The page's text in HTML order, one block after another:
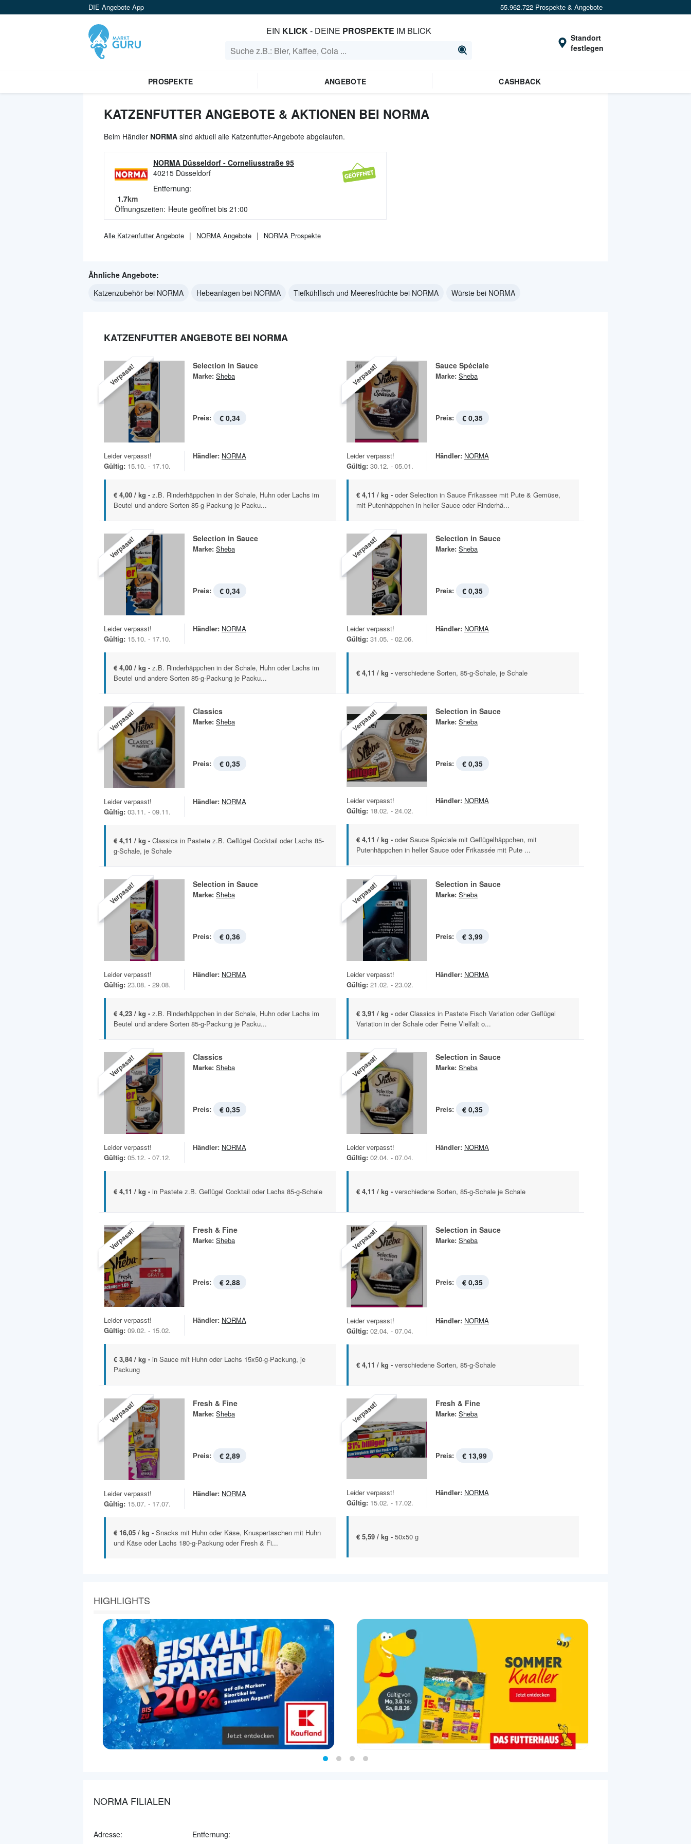
DIE Angebote App 55.962.722 Prospekte & Angebote
EIN KLICK- DEINE PROSPEKTE IM BLICK
Standort
festlegen
PROSPEKTE ANGEBOTE CASHBACK
KATZENFUTTER ANGEBOTE & AKTIONEN BEI NORMA
Beim Händler NORMA sind aktuell alle Katzenfutter-Angebote abgelaufen.
NORMA Düsseldorf - Corneliusstraße 95
40215 Düsseldorf
Entfernung:
1.7km
Öffnungszeiten: Heute geöffnet bis 21:00
Alle KatzenfutterAngebote NORMA Angebote NORMA Prospekte
Ähnliche Angebote:
Katzenzubehör bei NORMA
Hebeanlagen bei NORMA Tiefkühlfisch und Meeresfrüchte bei NORMA Würste bei NORMA
KATZENFUTTER ANGEBOTE BEI NORMA
Verpasst! Selection in Sauce
Marke: Sheba
Preis: € 0,34
Leider verpasst!
Gültig: 15.10. - 17.10.
Händler: NORMA
€ 4,00 / kg - z.B. Rinderhäppchen in der Schale, Huhn oder Lachs im
Beutel und andere Sorten 85-g-Packung je Packu...
Verpasst! Sauce Spéciale
Marke: Sheba
Preis: € 0,35
Leider verpasst!
Gültig: 30.12. - 05.01.
Händler: NORMA
€ 4,11 / kg - oder Selection in Sauce Frikassee mit Pute & Gemüse,
mit Putenhäppchen in heller Sauce oder Rinderhä...
Verpasst! Selection in Sauce
Marke: Sheba
Preis: € 0,34
Leider verpasst!
Gültig: 15.10. - 17.10.
Händler: NORMA
€ 4,00 / kg - z.B. Rinderhäppchen in der Schale, Huhn oder Lachs im
Beutel und andere Sorten 85-g-Packung je Packu...
Verpasst! Selection in Sauce
Marke: Sheba
Preis: € 0,35
Leider verpasst!
Gültig: 31.05. - 02.06.
Händler: NORMA
€ 4,11 / kg - verschiedene Sorten, 85-g-Schale, je Schale
Verpasst! Classics
Marke: Sheba
Preis: € 0,35
Leider verpasst!
Gültig: 03.11. - 09.11.
Händler: NORMA
€ 4,11 / kg - Classics in Pastete z.B. Geflügel Cocktail oder Lachs 85-
g-Schale, je Schale
Verpasst! Selection in Sauce
Marke: Sheba
Preis: € 0,35
Leider verpasst!
Gültig: 18.02. - 24.02.
Händler: NORMA
€ 4,11 / kg - oder Sauce Spéciale mit Geflügelhäppchen, mit
Putenhäppchen in heller Sauce oder Frikassée mit Pute ...
Verpasst! Selection in Sauce
Marke: Sheba
Preis: € 0,36
Leider verpasst!
Gültig: 23.08. - 29.08.
Händler: NORMA
€ 4,23 / kg - z.B. Rinderhäppchen in der Schale, Huhn oder Lachs im
Beutel und andere Sorten 85-g-Packung je Packu...
Verpasst! Selection in Sauce
Marke: Sheba
Preis: € 3,99
Leider verpasst!
Gültig: 21.02. - 23.02.
Händler: NORMA
€ 3,91 / kg - oder Classics in Pastete Fisch Variation oder Geflügel
Variation in der Schale oder Feine Vielfalt o...
Verpasst! Classics
Marke: Sheba
Preis: € 0,35
Leider verpasst!
Gültig: 05.12. - 07.12.
Händler: NORMA
€ 4,11 / kg - in Pastete z.B. Geflügel Cocktail oder Lachs 85-g-Schale
Verpasst! Selection in Sauce
Marke: Sheba
Preis: € 0,35
Leider verpasst!
Gültig: 02.04. - 07.04.
Händler: NORMA
€ 4,11 / kg - verschiedene Sorten, 85-g-Schale je Schale
Verpasst! Fresh & Fine
Marke: Sheba
Preis: € 2,88
Leider verpasst!
Gültig: 09.02. - 15.02.
Händler: NORMA
€ 3,84 / kg - in Sauce mit Huhn oder Lachs 15x50-g-Packung, je
Packung
Verpasst! Selection in Sauce
Marke: Sheba
Preis: € 0,35
Leider verpasst!
Gültig: 02.04. - 07.04.
Händler: NORMA
€ 4,11 / kg - verschiedene Sorten, 85-g-Schale
Verpasst! Fresh & Fine
Marke: Sheba
Preis: € 2,89
Leider verpasst!
Gültig: 15.07. - 17.07.
Händler: NORMA
€ 16,05 / kg - Snacks mit Huhn oder Käse, Knuspertaschen mit Huhn
und Käse oder Lachs 180-g-Packung oder Fresh & Fi...
Verpasst! Fresh & Fine
Marke: Sheba
Preis: € 13,99
Leider verpasst!
Gültig: 15.02. - 17.02.
Händler: NORMA
€ 5,59 / kg - 50x50 g
HIGHLIGHTS
NORMA FILIALEN
Adresse: Entfernung: